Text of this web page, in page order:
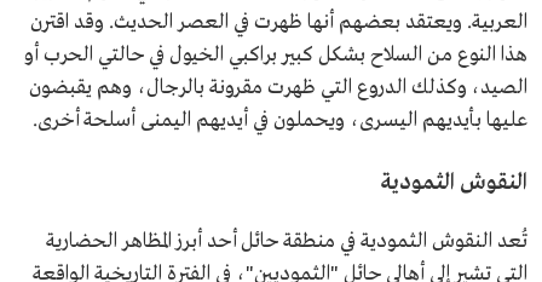
العربية. ويعتقد بعضهم أنها ظهرت في العصر الحديث. وقد اقترن
هذا النوع من السلاح بشكل كبير براكبي الخيول في حالتي الحرب أو
الصيد، وكذلك الدروع التي ظهرت مقرونة بالرجال، وهم يقبضون
عليها بأيديهم اليسرى، ويحملون في أيديهم اليمنى أسلحة أخرى.
النقوش الثمودية
تُعد النقوش الثمودية في منطقة حائل أحد أبرز المظاهر الحضارية
التي تشير إلى أهالي حائل "الثموديين"، في الفترة التاريخية الواقعة